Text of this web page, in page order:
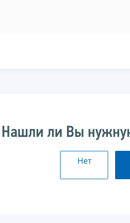
Нашли ли Вы
Нет